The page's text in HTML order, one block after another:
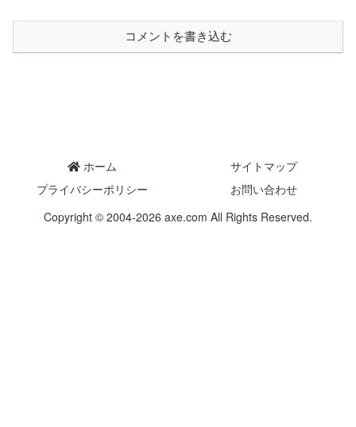
コメントを書き込む
ホーム
サイトマップ
プライバシーポリシー
お問い合わせ
Copyright © 2004-2026 axe.com All Rights Reserved.